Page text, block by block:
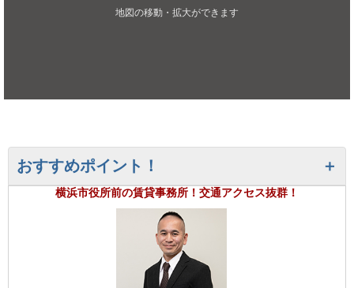
地図の移動・拡大ができます
おすすめポイント！
横浜市役所前の賃貸事務所！交通アクセス抜群！